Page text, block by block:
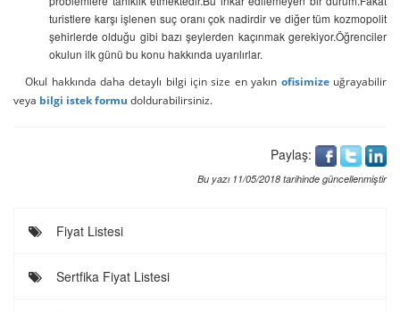
turistlere karşı işlenen suç oranı çok nadirdir ve diğer tüm kozmopolit
şehirlerde olduğu gibi bazı şeylerden kaçınmak gerekiyor.Öğrenciler
okulun ilk günü bu konu hakkında uyarılırlar.
Okul hakkında daha detaylı bilgi için size en yakın ofisimizeuğrayabilir
veya bilgi istekformu doldurabilirsiniz.
Paylaş:
Bu yazı 11/05/2018 tarihinde güncellenmiştir
Fiyat Listesi
Sertfika Fiyat Listesi